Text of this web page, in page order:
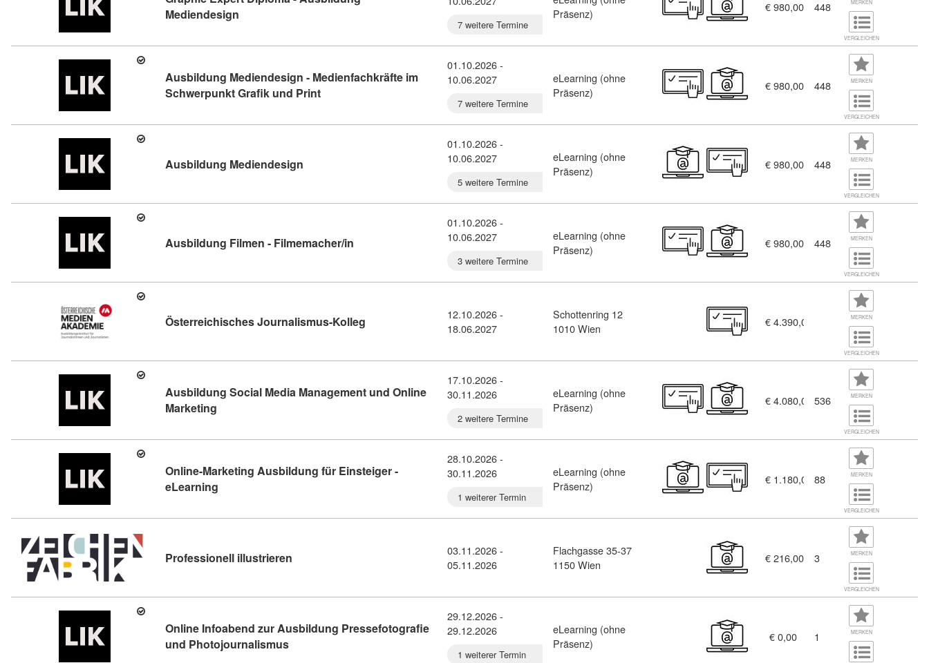
Mediendesign Kursdetail: Graphic Expert Diploma - Ausbildung Mediendesign (10444936)
7 weitere Termine
Präsenz)
€ 980,00 448 MERKEN
VERGLEICHEN
Ausbildung Mediendesign - Medienfachkräfte im
Schwerpunkt Grafik und PrintKursdetail: Ausbildung Mediendesign - Medienfachkräfte im Schwerpunkt Grafik und Print (10444935)
01.10.2026 -
10.06.2027
7 weitere Termine
eLearning (ohne
Präsenz)
€ 980,00 448 MERKEN
VERGLEICHEN
Ausbildung Mediendesign Kursdetail: Ausbildung Mediendesign (1634787)
01.10.2026 -
10.06.2027
5 weitere Termine
eLearning (ohne
Präsenz)
€ 980,00 448 MERKEN
VERGLEICHEN
Ausbildung Filmen - Filmemacher/in Kursdetail: Ausbildung Filmen - Filmemacher/in (3685900)
01.10.2026 -
10.06.2027
3 weitere Termine
eLearning (ohne
Präsenz)
€ 980,00 448 MERKEN
VERGLEICHEN
Österreichisches Journalismus-Kolleg Kursdetail: Österreichisches Journalismus-Kolleg (10452006)
12.10.2026 -
18.06.2027
Schottenring 12
1010 Wien
€ 4.390,00 MERKEN
VERGLEICHEN
Ausbildung Social Media Management und Online
Marketing Kursdetail: Ausbildung Social Media Management und Online Marketing (9381978)
17.10.2026 -
30.11.2026
2 weitere Termine
eLearning (ohne
Präsenz)
€ 4.080,00 536 MERKEN
VERGLEICHEN
Online-Marketing Ausbildung für Einsteiger -
eLearning Kursdetail: Online-Marketing Ausbildung für Einsteiger - eLearning (2464821)
28.10.2026 -
30.11.2026
1 weiterer Termin
eLearning (ohne
Präsenz)
€ 1.180,00 88 MERKEN
VERGLEICHEN
Professionell illustrieren Kursdetail: Professionell illustrieren (9382725)
03.11.2026 -
05.11.2026
Flachgasse 35-37
1150 Wien
€ 216,00 3 MERKEN
VERGLEICHEN
Online Infoabend zur Ausbildung Pressefotografie
und Photojournalismus Kursdetail: Online Infoabend zur Ausbildung Pressefotografie und Photojournalismus (5856262)
29.12.2026 -
29.12.2026
1 weiterer Termin
eLearning (ohne
Präsenz)
€ 0,00 1 MERKEN